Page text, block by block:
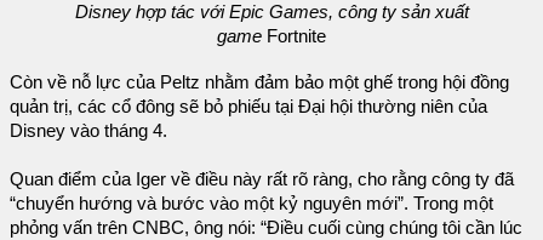
Disney hợp tác với Epic Games, công ty sản xuất
game Fortnite
Còn về nỗ lực của Peltz nhằm đảm bảo một ghế trong hội đồng
quản trị, các cổ đông sẽ bỏ phiếu tại Đại hội thường niên của
Disney vào tháng 4.
Quan điểm của Iger về điều này rất rõ ràng, cho rằng công ty đã
“chuyển hướng và bước vào một kỷ nguyên mới”. Trong một
phỏng vấn trên CNBC, ông nói: “Điều cuối cùng chúng tôi cần lúc